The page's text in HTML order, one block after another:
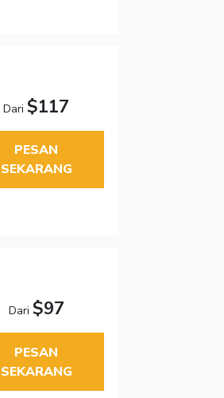
Dari$117
PESAN
SEKARANG
Dari $97
PESAN
SEKARANG